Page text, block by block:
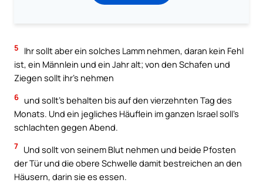
5
Ihr sollt aber ein solches Lamm nehmen, daran kein Fehl
ist, ein Männlein und ein Jahr alt; von den Schafen und
Ziegen sollt ihr’s nehmen
6 und sollt’s behalten bis auf den vierzehnten Tag des
Monats. Und ein jegliches Häuflein im ganzen Israel soll’s
schlachten gegen Abend.
7 Und sollt von seinem Blut nehmen und beide Pfosten
der Tür und die obere Schwelle damit bestreichen an den
Häusern, darin sie es essen.